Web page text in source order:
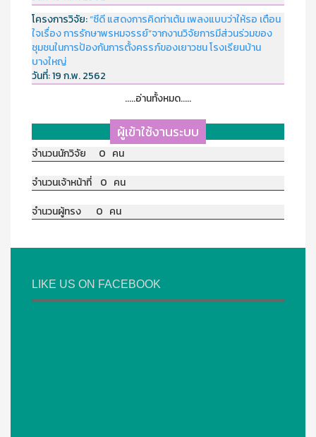
โครงการวิจัย:“ซีดี แสดงการคิดท่าเต้น เพลงแบบว่าให้รอ เตือน
ใจเรื่อง การรักษาพรหมจรรย์”จากงานวิจัยการมีส่วนร่วมของ
ชุมชนในการป้องกันการตั้งครรภ์ของเยาวชน โรงเรียนบ้าน
บางใหญ่
วันที่:19 ก.พ. 2562
.....อ่านทั้งหมด.....
ผู้เข้าใช้งานระบบ
จำนวนนักวิจัย 0 คน
จำนวนเจ้าหน้าที่ 0 คน
จำนวนผู้ทรง 0 คน
LIKE US ON FACEBOOK